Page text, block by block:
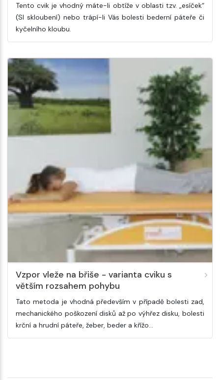
Tento cvik je vhodný máte-li obtíže v oblasti tzv. „esíček“
(SI skloubení) nebo trápí-li Vás bolesti bederní páteře či
kyčelního kloubu.
Vzpor vleže na břiše - varianta cviku s
větším rozsahem pohybu
Tato metoda je vhodná především v případě bolesti zad,
mechanického poškození disků až po výhřez disku, bolesti
krční a hrudní páteře, žeber, beder a křížo…